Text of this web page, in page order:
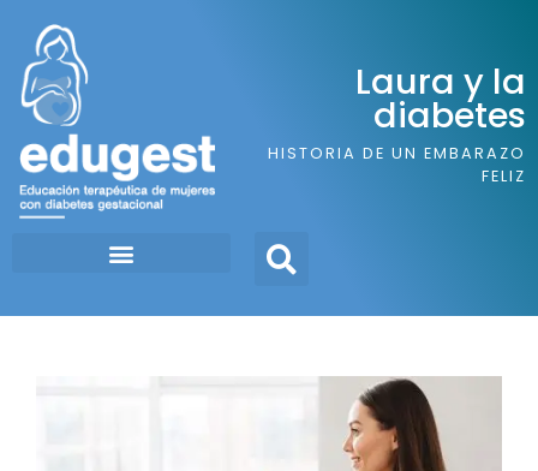
Laura y la
diabetes
HISTORIA DE UN EMBARAZO
FELIZ